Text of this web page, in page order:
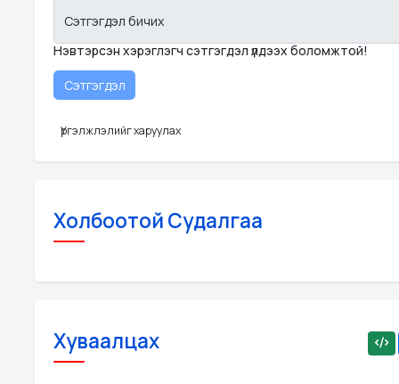
Сэтгэгдэл бичих
Нэвтэрсэн хэрэглэгч сэтгэгдэл үлдээх боломжтой!
Үргэлжлэлийг харуулах
Холбоотой Судалгаа
Хуваалцах